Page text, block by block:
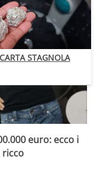
euro: ecco i
ricco
STAGNOLA